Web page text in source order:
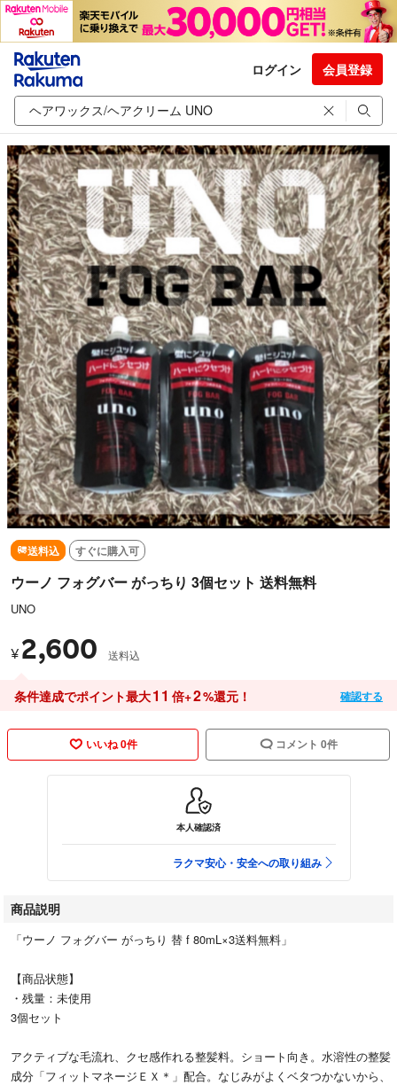
ログイン 会員登録
送料込 すぐに購入可
ウーノ フォグバー がっちり 3個セット 送料無料
UNO
¥ 2,600 送料込
条件達成でポイント最大11 倍+2%還元！ 確認する
いいね 0件 コメント 0件
本人確認済
ラクマ安心・安全への取り組み
商品説明
「ウーノ フォグバー がっちり 替 f 80mL×3送料無料」
【商品状態】
・残量：未使用
3個セット
アクティブな毛流れ、クセ感作れる整髪料。ショート向き。水溶性の整髪
成分「フィットマネージＥＸ＊」配合。なじみがよくベタつかないから、